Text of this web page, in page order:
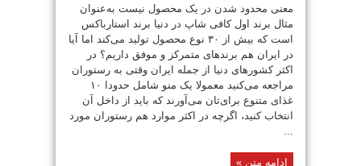
معنی محدود شدن در یک محصول نیست به‌عنوان
مثال برند اول کافی شاپ در دنیا برند استارباکس
است که بیش از ۳۰ نوع محصول تولید می‌کند اما آیا
در ایران هم برندهای متمرکز و موفق داریم؟ در
اکثر کشورهای دنیا از جمله ایران وقتی به رستوران
مراجعه می‌کنید معمولا یک منو شامل حدودا ۱۰
غذای متنوع برای‌تان می‌آورند که باید از داخل آن
انتخاب کنید، اگرچه در اکثر موارد هم رستوران مورد
ادامه متن »